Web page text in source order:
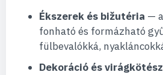
Ékszerek és bižutéria —
fonható és formázható
fülbevalókká,
Dekoráció és